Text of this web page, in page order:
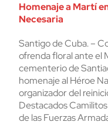
Homenaje a Martí
Necesaria
Santigo de Cuba. –
ofrenda floral ante el
cementerio de
homenaje al Héroe
organizador del
Destacados
de las Fuerzas